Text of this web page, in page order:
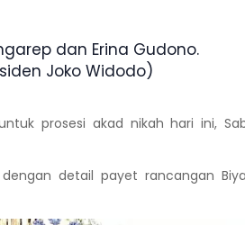
dan Erina Gudono.
Joko Widodo)
prosesi akad nikah hari ini,
detail payet rancangan